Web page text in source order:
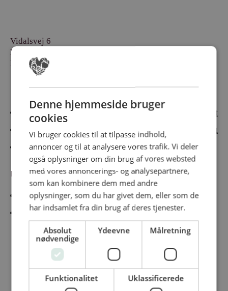
Vidalsvej 6
DK-9230 Svenstrup
Denmark
Cateringmesse Nord
Cateringmesse Midt
Cateringmesse Syd
Cateringmesse Øst
Cateringmesse Thy
Information
Cookiepolitk
Persondatapolitik
© Dansk Cater A/S - All rights reserved
Denne hjemmeside bruger
cookies
Vi bruger cookies til at tilpasse indhold,
annoncer og til at analysere vores trafik. Vi deler
også oplysninger om din brug af vores websted
med vores annoncerings- og analysepartnere,
som kan kombinere dem med andre
oplysninger, som du har givet dem, eller som de
har indsamlet fra din brug af deres tjenester.
Absolut
nødvendige
Ydeevne Målretning
Funktionalitet Uklassificerede